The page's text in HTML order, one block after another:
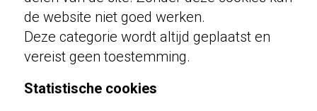
de website niet goed werken.
Deze categorie wordt altijd geplaatst en
vereist geen toestemming.
Statistische cookies